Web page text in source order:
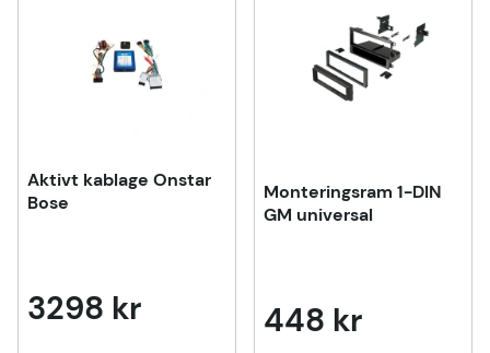
Aktivt kablage Onstar
Bose
3298 kr
Monteringsram 1-DIN
GM universal
448 kr